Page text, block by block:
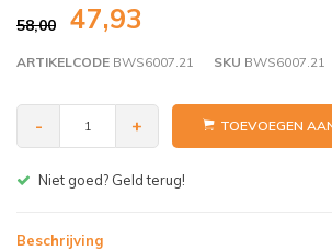
58,00 47,93
ARTIKELCODE BWS6007.21 SKU BWS6007.21
- + TOEVOEGEN
Gratis bezorgen v.a. € 150,- (NL)
Beschrijving